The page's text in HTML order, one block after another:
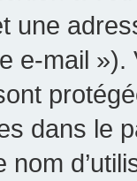
une
e-mail
dans le
nom